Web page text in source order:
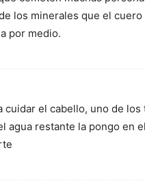
los minerales que el cuero
por medio.
el cabello, uno de los
agua restante la pongo en